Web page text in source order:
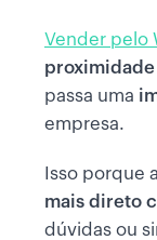
Vender pelo
proximidade
passa uma
empresa.
Isso porque
mais direto
dúvidas ou